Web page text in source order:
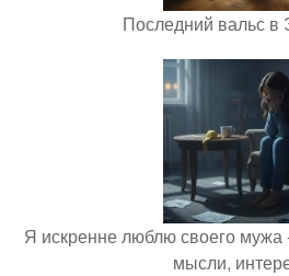
Последний вальс в
Я искренне люблю своего мужа
мысли,